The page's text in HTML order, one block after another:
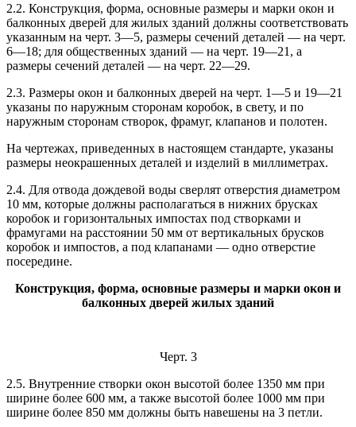
2.2. Конструкция, форма, основные размеры и марки окон и
балконных дверей для жилых зданий должны соответствовать
указанным на черт. 3—5, размеры сечений деталей — на черт.
6—18; для общественных зданий — на черт. 19—21, а
размеры сечений деталей — на черт. 22—29.
2.3. Размеры окон и балконных дверей на черт. 1—5 и 19—21
указаны по наружным сторонам коробок, в свету, и по
наружным сторонам створок, фрамуг, клапанов и полотен.
На чертежах, приведенных в настоящем стандарте, указаны
размеры неокрашенных деталей и изделий в миллиметрах.
2.4. Для отвода дождевой воды сверлят отверстия диаметром
10 мм, которые должны располагаться в нижних брусках
коробок и горизонтальных импостах под створками и
фрамугами на расстоянии 50 мм от вертикальных брусков
коробок и импостов, а под клапанами — одно отверстие
посередине.
Конструкция, форма, основные размеры и марки окон и
балконных дверей жилых зданий
Черт. 3
2.5. Внутренние створки окон высотой более 1350 мм при
ширине более 600 мм, а также высотой более 1000 мм при
ширине более 850 мм должны быть навешены на 3 петли.